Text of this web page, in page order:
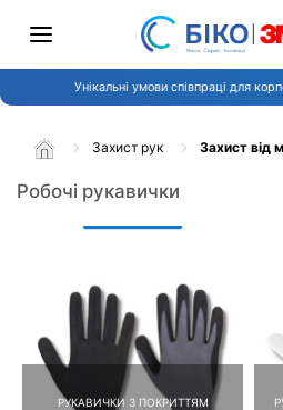
Унікальні умови співпраці для
Захист рук Захист від
Робочі рукавички
РУКАВИЧКИ З ПОКРИТТЯМ